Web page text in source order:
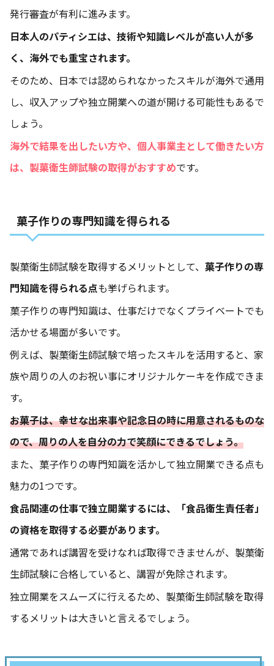
発行審査が有利に進みます。
日本人のパティシエは、技術や知識レベルが高い人が多
く、海外でも重宝されます。
そのため、日本では認められなかったスキルが海外で通用
し、収入アップや独立開業への道が開ける可能性もあるで
しょう。
海外で結果を出したい方や、個人事業主として働きたい方
は、製菓衛生師試験の取得がおすすめです。
菓子作りの専門知識を得られる
製菓衛生師試験を取得するメリットとして、 菓子作りの専
門知識を得られる点も挙げられます。
菓子作りの専門知識は、仕事だけでなくプライベートでも
活かせる場面が多いです。
例えば、製菓衛生師試験で培ったスキルを活用すると、家
族や周りの人のお祝い事にオリジナルケーキを作成できま
す。
お菓子は、幸せな出来事や記念日の時に用意されるものな
ので、周りの人を自分の力で笑顔にできるでしょう。
また、菓子作りの専門知識を活かして独立開業できる点も
魅力の1つです。
食品関連の仕事で独立開業するには、「食品衛生責任者」
の資格を取得する必要があります。
通常であれば講習を受けなれば取得できませんが、製菓衛
生師試験に合格していると、講習が免除されます。
独立開業をスムーズに行えるため、製菓衛生師試験を取得
するメリットは大きいと言えるでしょう。